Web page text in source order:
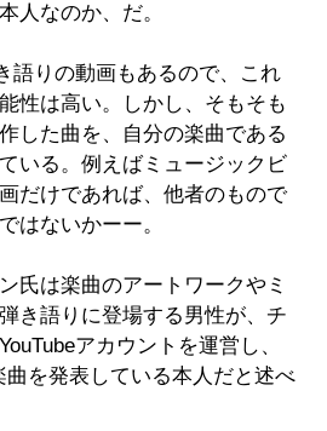
人なのか、だ。
語りの動画もあるので、これ
性は高い。しかし、そもそも
した曲を、自分の楽曲である
いる。例えばミュージックビ
だけであれば、他者のもので
はないかーー。
氏は楽曲のアートワークやミ
き語りに登場する男性が、チ
アカウントを運営し、
を発表している本人だと述べ